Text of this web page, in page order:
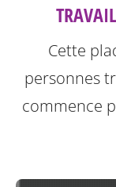
Cette
personnes
commence